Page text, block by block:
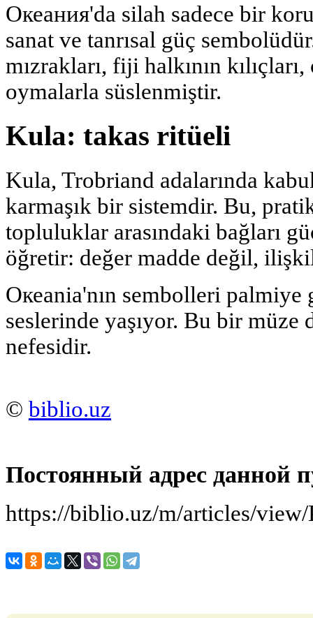
Океания'da silah sadece bir
sanat ve tanrısal güç
mızrakları, fiji halkının
oymalarla süslenmiştir.
Kula: takas ritüeli
Kula, Trobriand adalarında
karmaşık bir sistemdir. Bu,
topluluklar arasındaki bağları
öğretir: değer madde değil,
Океania'nın sembolleri palmiye
seslerinde yaşıyor. Bu bir
nefesidir.
© biblio.uz
Постоянный адрес данной
https://biblio.uz/m/articles/